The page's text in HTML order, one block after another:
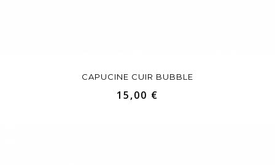
CAPUCINE CUIR BUBBLE
15,00 €